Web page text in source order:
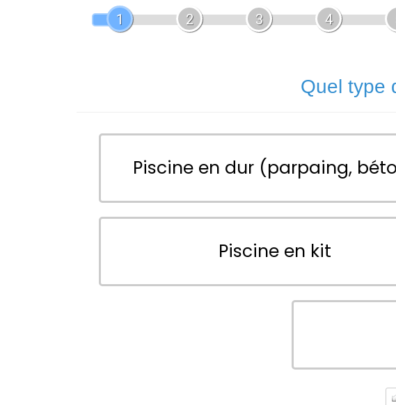
1 2 3 4
Quel type
Piscine en dur (parpaing,
Piscine en kit